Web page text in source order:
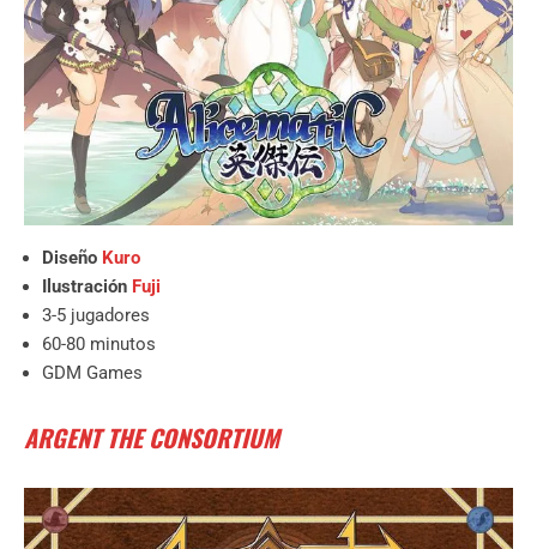
Diseño Kuro
Ilustración Fuji
3-5 jugadores
60-80 minutos
GDM Games
ARGENT THE CONSORTIUM